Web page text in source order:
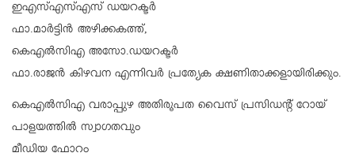
ഇഎസ്എസ്എസ് ഡയറക്ടർ
ഫാ.മാർട്ടിൻ അഴിക്കകത്ത്,
കെഎൽസിഎ അസോ.ഡയറക്ടർ
ഫാ.രാജൻ കിഴവന എന്നിവർ പ്രത്യേക ക്ഷണിതാക്കളായിരിക്കും.
കെഎൽസിഎ വരാപ്പുഴ അതിരൂപത വൈസ് പ്രസിഡൻ്റ് റോയ്
പാളയത്തിൽ സ്വാഗതവും
മീഡിയ ഫോറം